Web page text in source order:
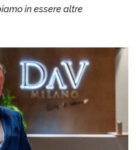
in essere altre